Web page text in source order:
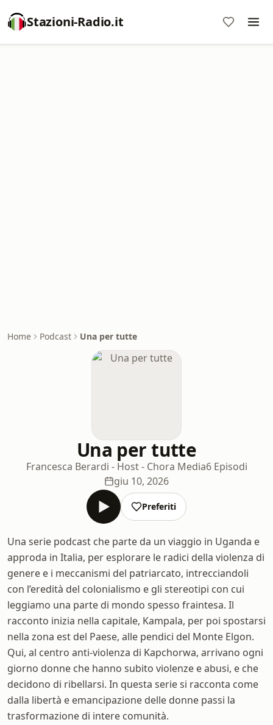
Stazioni-Radio.it
Home Podcast Una per tutte
Una per tutte
Francesca Berardi - Host - Chora Media6 Episodi
giu 10, 2026
Preferiti
Una serie podcast che parte da un viaggio in Uganda e
approda in Italia, per esplorare le radici della violenza di
genere e i meccanismi del patriarcato, intrecciandoli
con l’eredità del colonialismo e gli stereotipi con cui
leggiamo una parte di mondo spesso fraintesa. Il
racconto inizia nella capitale, Kampala, per poi spostarsi
nella zona est del Paese, alle pendici del Monte Elgon.
Qui, al centro anti-violenza di Kapchorwa, arrivano ogni
giorno donne che hanno subito violenze e abusi, e che
decidono di ribellarsi. In questa serie si racconta come
dalla libertà e emancipazione delle donne passi la
trasformazione di intere comunità.